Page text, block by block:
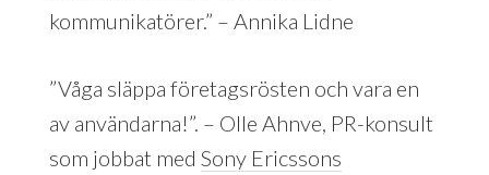
kommunikatörer.” – Annika Lidne
”Våga släppa företagsrösten och vara en
av användarna!”. – Olle Ahnve, PR-konsult
som jobbat med Sony Ericssons